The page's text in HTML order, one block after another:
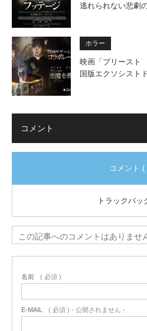
逃れられない悲劇
ホラー
映画「プリースト
国版エクソシスト
コメント
コメント (
トラックバッ
この記事へのコメントはありませ
名前 ( 必須 )
E-MAIL ( 必須 ) - 公開されません -